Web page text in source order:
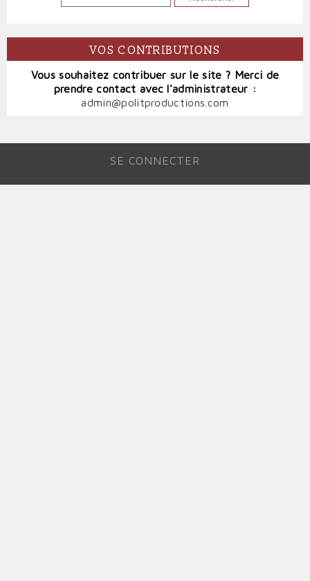
VOS CONTRIBUTIONS
Vous souhaitez contribuer sur le site ? Merci de
prendre contact avec l'administrateur :
admin@politproductions.com
SE CONNECTER